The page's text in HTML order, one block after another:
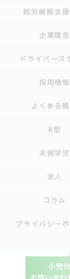
小児
就労継続支
企業理念
ドライバース
採用情報
よくある
A型
未就学児
求人
コラム
プライバシー